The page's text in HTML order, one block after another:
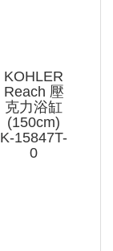
KOHLER
Reach 壓
克力浴缸
(150cm)
K-15847T-
0